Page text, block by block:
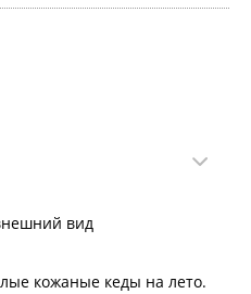
вид
кожаные кеды на лето.